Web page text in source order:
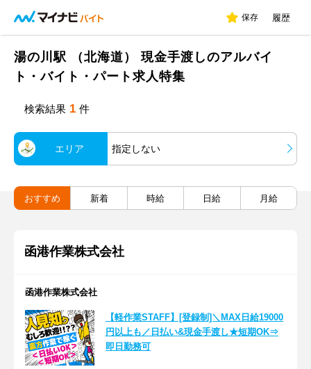
保存 履歴
湯の川駅 （北海道） 現金手渡しのアルバイ
ト・バイト・パート求人特集
検索結果 1 件
エリア 指定しない
おすすめ 新着 時給 日給 月給
函港作業株式会社
函港作業株式会社
【軽作業STAFF】[登録制]＼MAX日給19000
円以上も／日払い&現金手渡し★短期OK⇒
即日勤務可